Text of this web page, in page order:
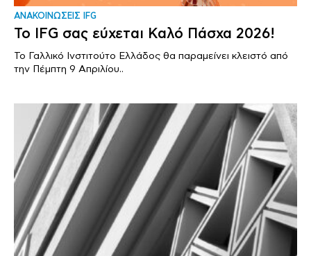
ΑΝΑΚΟΙΝΩΣΕΙΣ IFG
Το IFG σας εύχεται Καλό Πάσχα 2026!
Το Γαλλικό Ινστιτούτο Ελλάδος θα παραμείνει κλειστό από
την Πέμπτη 9 Απριλίου..